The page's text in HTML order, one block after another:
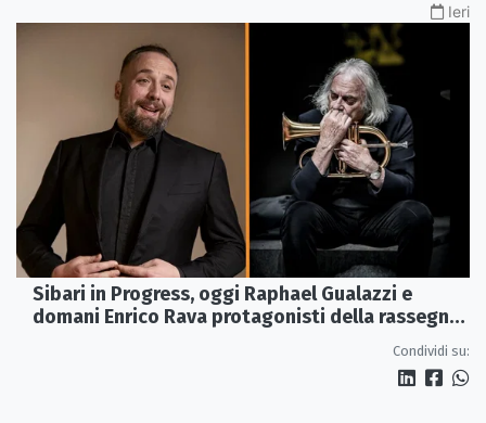
Ieri
Sibari in Progress, oggi Raphael Gualazzi e
domani Enrico Rava protagonisti della rassegna
Condividi su: